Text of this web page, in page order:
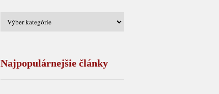
Najpopulárnejšie články